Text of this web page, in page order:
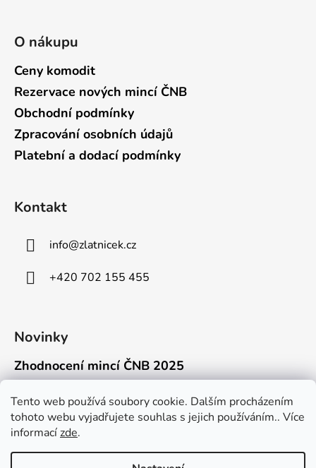
Tento web používá soubory cookie. Dalším procházením
tohoto webu vyjadřujete souhlas s jejich používáním.. Více
informacízde.
O nákupu
Ceny komodit
Rezervace nových mincí ČNB
Obchodní podmínky
Zpracování osobních údajů
Platební a dodací podmínky
Kontakt
info@zlatnicek.cz
+420 702 155 455
Novinky
Zhodnocení mincí ČNB 2025
Připravili jsme pro vás jednoduchý a př...
Mýty o přepravě zlatých mincí mimo EU
Kdo někdy držel v ruce zlatou minci Wie...